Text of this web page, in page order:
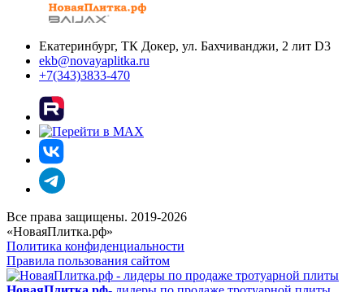
Екатеринбург, ТК Докер, ул. Бахчиванджи, 2 лит D3
ekb@novayaplitka.ru
+7(343)3833-470
Все права защищены. 2019-2026
«НоваяПлитка.рф»
Политика конфиденциальности
Правила пользования сайтом